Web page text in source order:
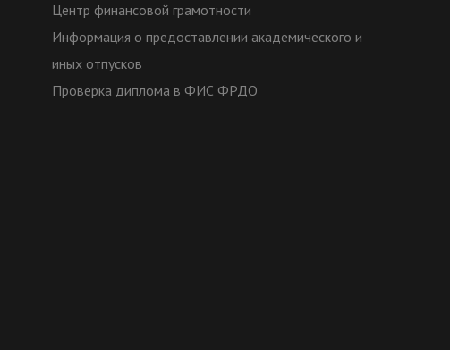
Центр финансовой грамотности
Информация о предоставлении академического и
иных отпусков
Проверка диплома в ФИС ФРДО